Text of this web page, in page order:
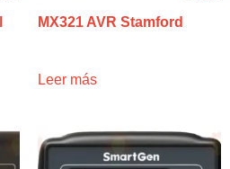
MX321 AVR Stamford
Leer más